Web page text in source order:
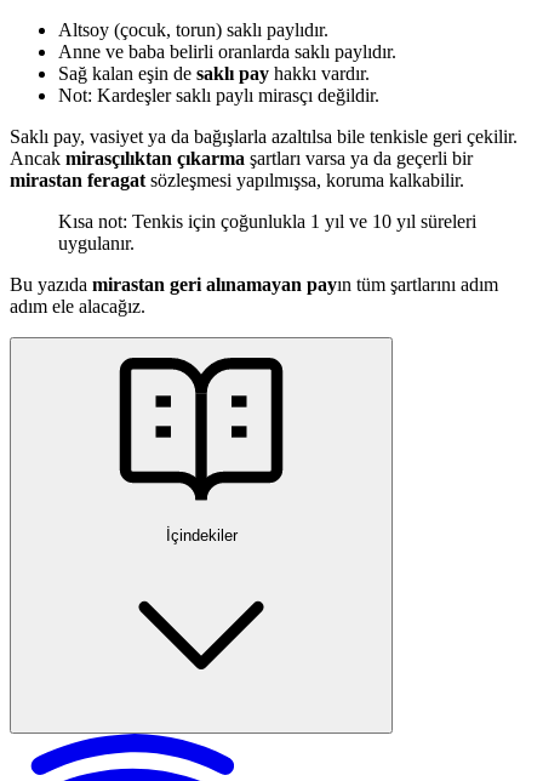
Altsoy (çocuk, torun) saklı paylıdır.
Anne ve baba belirli oranlarda saklı paylıdır.
Sağ kalan eşin de saklı pay hakkı vardır.
Not: Kardeşler saklı paylı mirasçı değildir.
Saklı pay, vasiyet ya da bağışlarla azaltılsa bile tenkisle geri çekilir.
Ancak mirasçılıktan çıkarma şartları varsa ya da geçerli bir
mirastan feragat sözleşmesi yapılmışsa, koruma kalkabilir.
Kısa not: Tenkis için çoğunlukla 1 yıl ve 10 yıl süreleri
uygulanır.
Bu yazıda mirastan geri alınamayan payın tüm şartlarını adım
adım ele alacağız.
İçindekiler
Mirastan Geri Alınamayan Pay Kavramı
Saklı Payı Korumaya Yönelik Hukuki Düzenlemeler